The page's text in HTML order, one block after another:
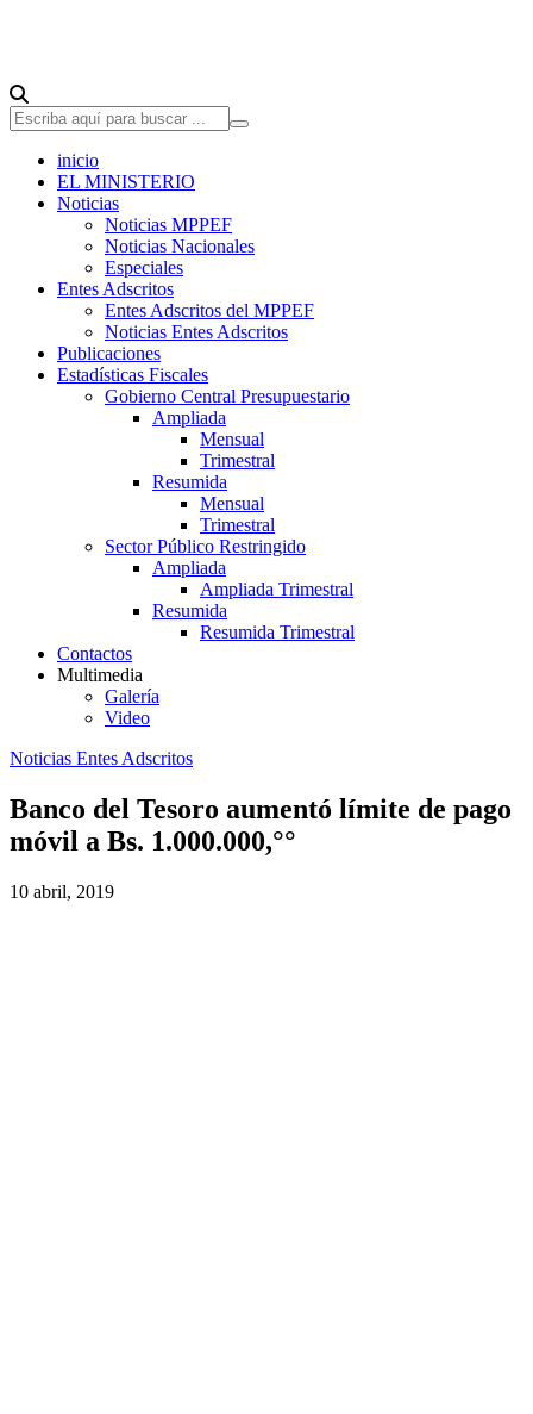
inicio
EL MINISTERIO
Noticias
Noticias MPPEF
Noticias Nacionales
Especiales
Entes Adscritos
Entes Adscritos del MPPEF
Noticias Entes Adscritos
Publicaciones
Estadísticas Fiscales
Gobierno Central Presupuestario
Ampliada
Mensual
Trimestral
Resumida
Mensual
Trimestral
Sector Público Restringido
Ampliada
Ampliada Trimestral
Resumida
Resumida Trimestral
Contactos
Multimedia
Galería
Video
Noticias Entes Adscritos
Banco del Tesoro aumentó límite de pago
móvil a Bs. 1.000.000,°°
10 abril, 2019